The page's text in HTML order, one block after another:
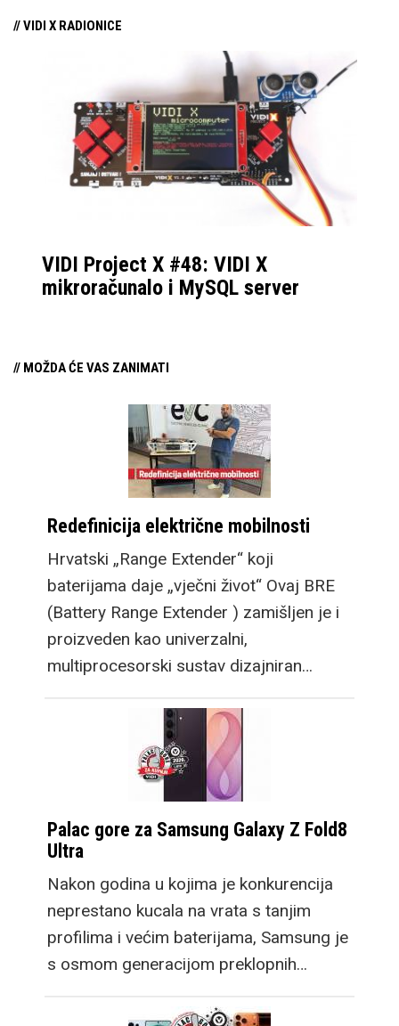
// VIDI X RADIONICE
VIDI Project X #48: VIDI X
mikroračunalo i MySQL server
// MOŽDA ĆE VAS ZANIMATI
Redefinicija električne mobilnosti
Hrvatski „Range Extender“ koji
baterijama daje „vječni život“ Ovaj BRE
(Battery Range Extender ) zamišljen je i
proizveden kao univerzalni,
multiprocesorski sustav dizajniran…
Palac gore za Samsung Galaxy Z Fold8
Ultra
Nakon godina u kojima je konkurencija
neprestano kucala na vrata s tanjim
profilima i većim baterijama, Samsung je
s osmom generacijom preklopnih…